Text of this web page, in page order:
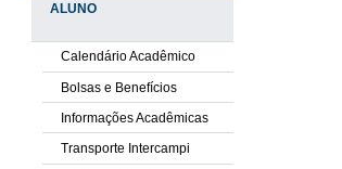
ALUNO
Calendário Acadêmico
Bolsas e Benefícios
Informações Acadêmicas
Transporte Intercampi